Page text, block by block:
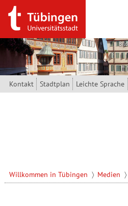
Direkt zum Inhalt
Kontakt Stadtplan Leichte Sprache
Willkommen in Tübingen Medien